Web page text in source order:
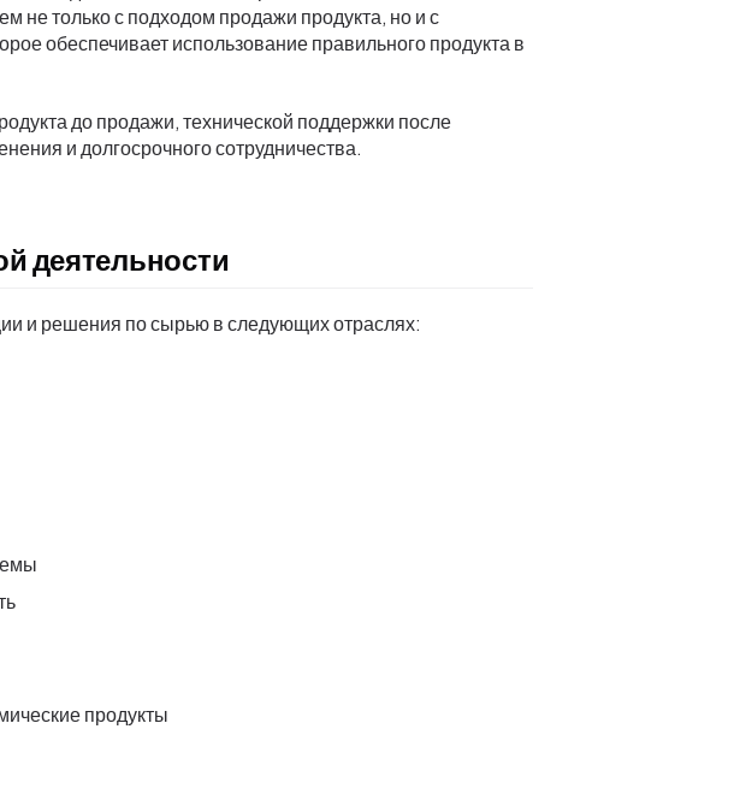
не только с подходом продажи продукта, но и с
обеспечивает использование правильного продукта в
до продажи, технической поддержки после
и долгосрочного сотрудничества.
деятельности
и решения по сырью в следующих отраслях:
продукты